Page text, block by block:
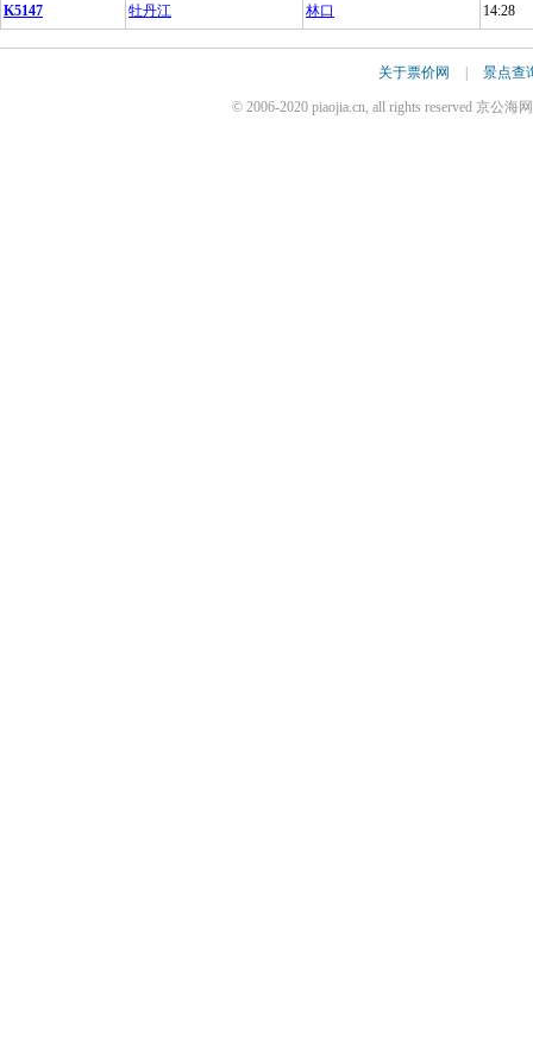
K5147 牡丹江 林口 14:28
关于票价网 | 景点查
© 2006-2020 piaojia.cn, all rights reserved 京公海